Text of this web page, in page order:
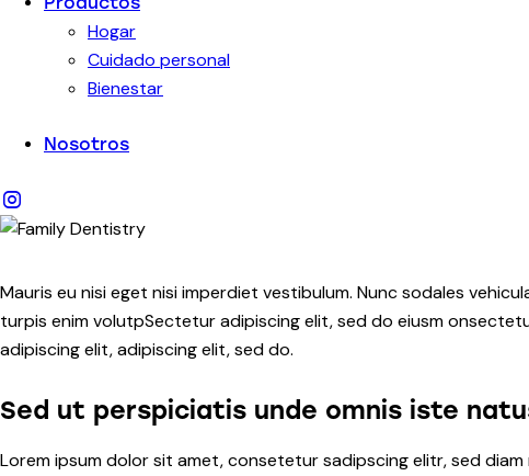
Hogar
Cuidado personal
Bienestar
Nosotros
Mauris eu nisi eget nisi imperdiet vestibulum. Nunc sodales
turpis enim volutpSectetur adipiscing elit, sed do eiusm
adipiscing elit, adipiscing elit, sed do.
Sed ut perspiciatis unde omnis iste
Lorem ipsum dolor sit amet, consetetur sadipscing elitr, sed